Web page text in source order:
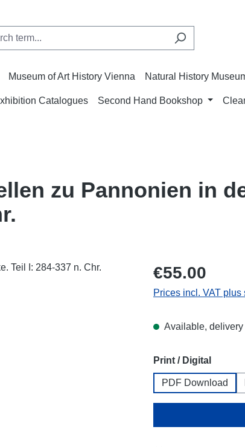
Museum of Art History Vienna Natural History
Catalogues Second Hand Bookshop
zu Pannonien in
Regular price:
€55.00
Prices incl. VAT
Available, delivery
Select
Print / Digital
PDF Download